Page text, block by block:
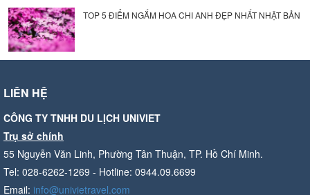
TOP 5 ĐIỂM NGẮM HOA CHI ANH ĐẸP NHẤT NHẬT BẢN
LIÊN HỆ
CÔNG TY TNHH DU LỊCH UNIVIET
Trụ sở chính
55 Nguyễn Văn Linh, Phường Tân Thuận, TP. Hồ Chí Minh.
Tel: 028-6262-1269 - Hotline: 0944.09.6699
Email: info@univietravel.com